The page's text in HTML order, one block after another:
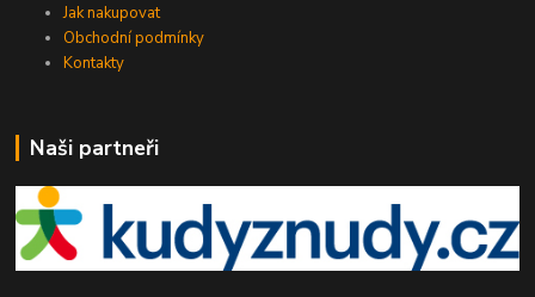
Jak nakupovat
Obchodní podmínky
Kontakty
Naši partneři